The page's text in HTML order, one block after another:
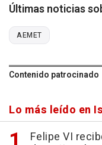
Últimas noticias
AEMET
Contenido patrocinado
Lo más leído en
Felipe VI